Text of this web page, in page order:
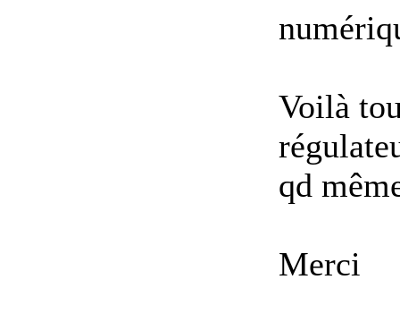
Voilà
qd
Merci